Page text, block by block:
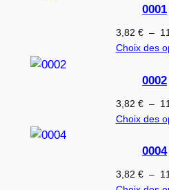
0001
3,82 € –
Choix des
0002
3,82 € –
Choix des
0004
3,82 € –